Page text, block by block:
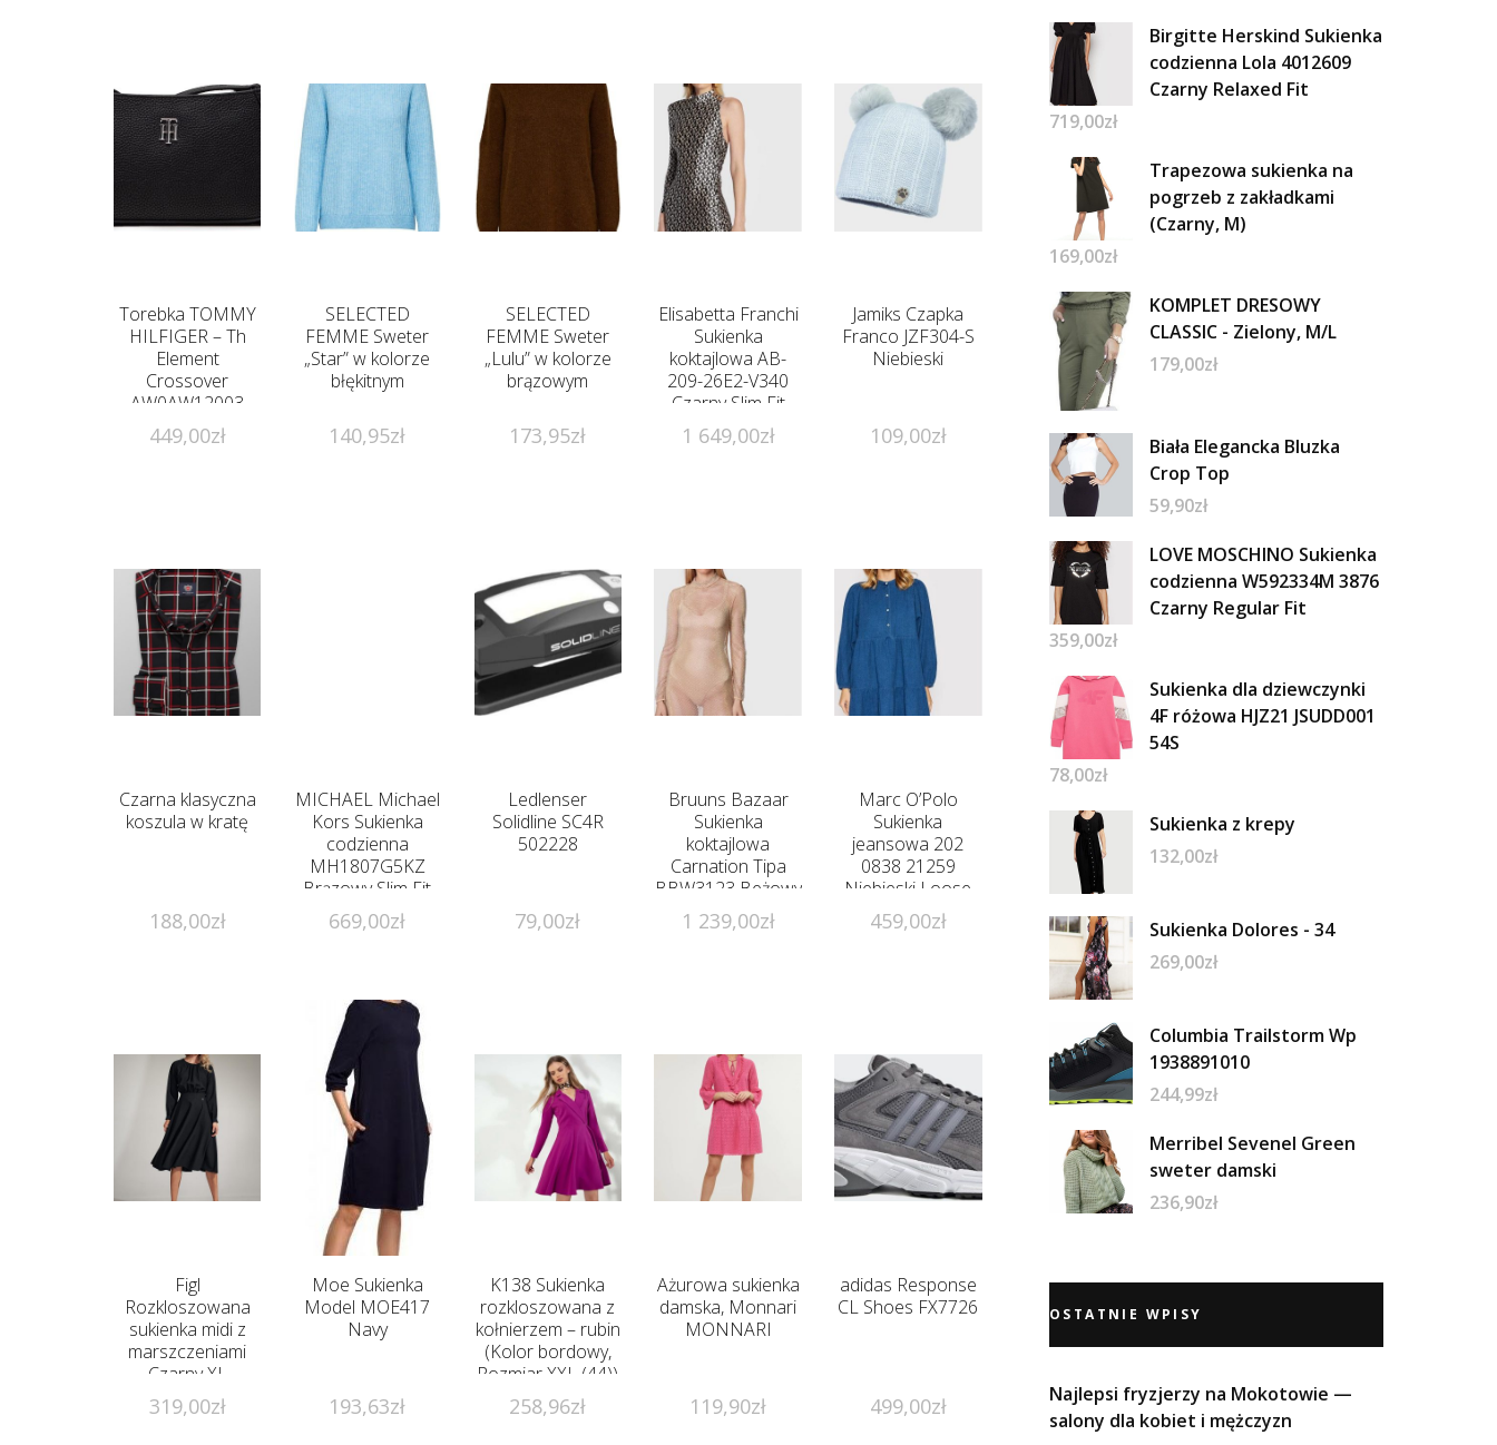
Torebka TOMMY
HILFIGER – Th
Element
Crossover
AW0AW12003
BDS
449,00zł
SELECTED
FEMME Sweter
„Star” w kolorze
błękitnym
140,95zł
SELECTED
FEMME Sweter
„Lulu” w kolorze
brązowym
173,95zł
Elisabetta Franchi
Sukienka
koktajlowa AB-
209-26E2-V340
Czarny Slim Fit
1 649,00zł
Jamiks Czapka
Franco JZF304-S
Niebieski
109,00zł
Czarna klasyczna
koszula w kratę
188,00zł
MICHAEL Michael
Kors Sukienka
codzienna
MH1807G5KZ
Brązowy Slim Fit
669,00zł
Ledlenser
Solidline SC4R
502228
79,00zł
Bruuns Bazaar
Sukienka
koktajlowa
Carnation Tipa
BBW3123 Beżowy
Slim Fit
1 239,00zł
Marc O’Polo
Sukienka
jeansowa 202
0838 21259
Niebieski Loose
Fit
459,00zł
Figl
Rozkloszowana
sukienka midi z
marszczeniami
Czarny XL
319,00zł
Moe Sukienka
Model MOE417
Navy
193,63zł
K138 Sukienka
rozkloszowana z
kołnierzem – rubin
(Kolor bordowy,
Rozmiar XXL (44))
258,96zł
Ażurowa sukienka
damska, Monnari
MONNARI
119,90zł
adidas Response
CL Shoes FX7726
499,00zł
Birgitte Herskind Sukienka
codzienna Lola 4012609
Czarny Relaxed Fit
719,00zł
Trapezowa sukienka na
pogrzeb z zakładkami
(Czarny, M)
169,00zł
KOMPLET DRESOWY
CLASSIC - Zielony, M/L
179,00zł
Biała Elegancka Bluzka
Crop Top
59,90zł
LOVE MOSCHINO Sukienka
codzienna W592334M 3876
Czarny Regular Fit
359,00zł
Sukienka dla dziewczynki
4F różowa HJZ21 JSUDD001
54S
78,00zł
Sukienka z krepy
132,00zł
Sukienka Dolores - 34
269,00zł
Columbia Trailstorm Wp
1938891010
244,99zł
Merribel Sevenel Green
sweter damski
236,90zł
OSTATNIE WPISY
Najlepsi fryzjerzy na Mokotowie —
salony dla kobiet i mężczyzn